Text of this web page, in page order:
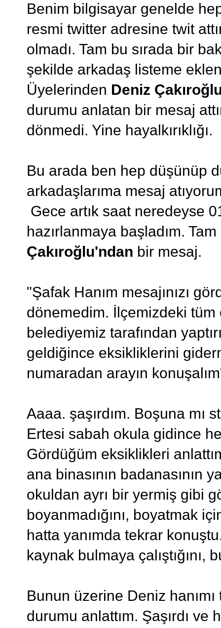
Benim bilgisayar genelde
resmi twitter adresine twit
olmadı. Tam bu sırada bir
şekilde arkadaş listeme
Üyelerinden Deniz
durumu anlatan bir mesaj
dönmedi. Yine hayalkırıklığı.
Bu arada ben hep düşünüp
arkadaşlarıma mesaj
Gece artık saat neredeyse
hazırlanmaya başladım.
Çakıroğlu'ndan bir mesaj.
"Şafak Hanım mesajınızı
dönemedim. İlçemizdeki
belediyemiz tarafından
geldiğince eksikliklerini
numaradan arayın
Aaaa. şaşırdım. Boşuna mı
Ertesi sabah okula gidince
Gördüğüm eksiklikleri
ana binasının badanasının
okuldan ayrı bir yermiş gibi
boyanmadığını, boyatmak
hatta yanımda tekrar
kaynak bulmaya
Bunun üzerine Deniz
durumu anlattım. Şaşırdı